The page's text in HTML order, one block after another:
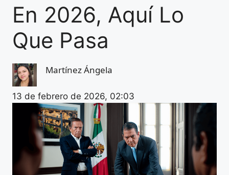
En 2026, Aquí Lo
Que Pasa
Martínez Ángela
13 de febrero de 2026, 02:03